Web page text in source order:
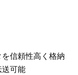
信頼性高く格納
可能